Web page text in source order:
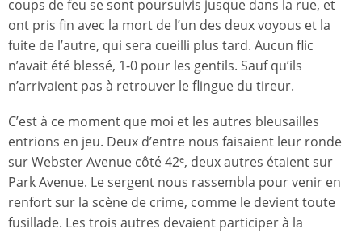
coups de feu se sont poursuivis jusque dans la rue, et
ont pris fin avec la mort de l’un des deux voyous et la
fuite de l’autre, qui sera cueilli plus tard. Aucun flic
n’avait été blessé, 1-0 pour les gentils. Sauf qu’ils
n’arrivaient pas à retrouver le flingue du tireur.
C’est à ce moment que moi et les autres bleusailles
entrions en jeu. Deux d’entre nous faisaient leur ronde
sur Webster Avenue côté 42e, deux autres étaient sur
Park Avenue. Le sergent nous rassembla pour venir en
renfort sur la scène de crime, comme le devient toute
fusillade. Les trois autres devaient participer à la